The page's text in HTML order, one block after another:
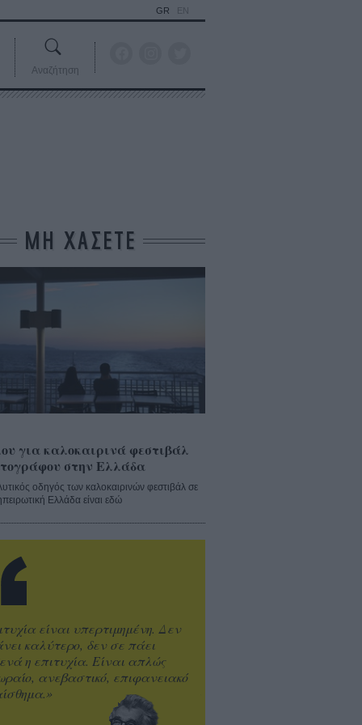
GR EN
Αναζήτηση
ΜΗ ΧΑΣΕΤΕ
για καλοκαιρινά φεστιβάλ
στην Ελλάδα
οδηγός των καλοκαιρινών φεστιβάλ σε
Ελλάδα είναι εδώ
είναι υπερτιμημένη. Δεν
καλύτερο, δεν σε πάει
η επιτυχία. Είναι απλώς
ανεβαστικό, επιφανειακό